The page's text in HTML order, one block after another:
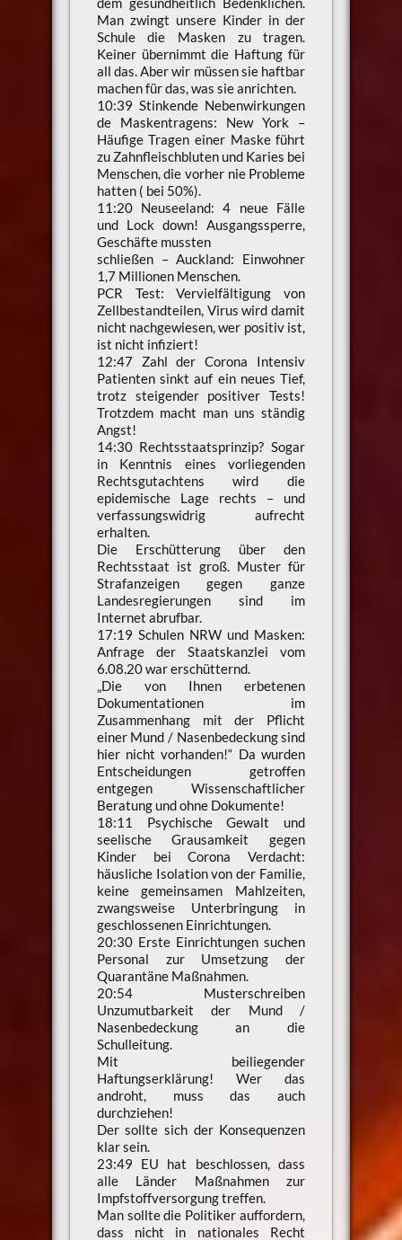
Man zwingt unsere Kinder in der
Schule die Masken zu tragen.
Keiner übernimmt die Haftung für
all das. Aber wir müssen sie haftbar
machen für das, was sie anrichten.
10:39 Stinkende Nebenwirkungen
de Maskentragens: New York –
Häufige Tragen einer Maske führt
zu Zahnfleischbluten und Karies bei
Menschen, die vorher nie Probleme
hatten ( bei 50%).
11:20 Neuseeland: 4 neue Fälle
und Lock down! Ausgangssperre,
Geschäfte mussten
schließen – Auckland: Einwohner
1,7 Millionen Menschen.
PCR Test: Vervielfältigung von
Zellbestandteilen, Virus wird damit
nicht nachgewiesen, wer positiv ist,
ist nicht infiziert!
12:47 Zahl der Corona Intensiv
Patienten sinkt auf ein neues Tief,
trotz steigender positiver Tests!
Trotzdem macht man uns ständig
Angst!
14:30 Rechtsstaatsprinzip? Sogar
in Kenntnis eines vorliegenden
Rechtsgutachtens wird die
epidemische Lage rechts – und
verfassungswidrig aufrecht
erhalten.
Die Erschütterung über den
Rechtsstaat ist groß. Muster für
Strafanzeigen gegen ganze
Landesregierungen sind im
Internet abrufbar.
17:19 Schulen NRW und Masken:
Anfrage der Staatskanzlei vom
6.08.20 war erschütternd.
„Die von Ihnen erbetenen
Dokumentationen im
Zusammenhang mit der Pflicht
einer Mund / Nasenbedeckung sind
hier nicht vorhanden!“ Da wurden
Entscheidungen getroffen
entgegen Wissenschaftlicher
Beratung und ohne Dokumente!
18:11 Psychische Gewalt und
seelische Grausamkeit gegen
Kinder bei Corona Verdacht:
häusliche Isolation von der Familie,
keine gemeinsamen Mahlzeiten,
zwangsweise Unterbringung in
geschlossenen Einrichtungen.
20:30 Erste Einrichtungen suchen
Personal zur Umsetzung der
Quarantäne Maßnahmen.
20:54 Musterschreiben
Unzumutbarkeit der Mund /
Nasenbedeckung an die
Schulleitung.
Mit beiliegender
Haftungserklärung! Wer das
androht, muss das auch
durchziehen!
Der sollte sich der Konsequenzen
klar sein.
23:49 EU hat beschlossen, dass
alle Länder Maßnahmen zur
Impfstoffversorgung treffen.
Man sollte die Politiker auffordern,
dass nicht in nationales Recht